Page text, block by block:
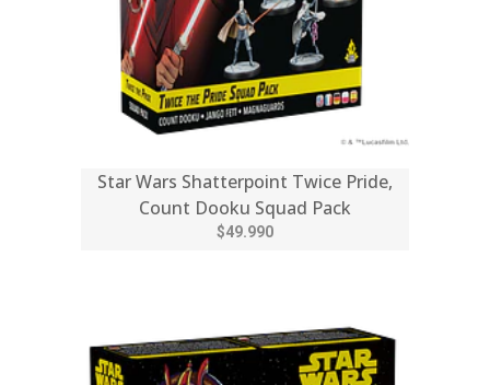
Star Wars Shatterpoint Twice Pride,
Count Dooku Squad Pack
$49.990